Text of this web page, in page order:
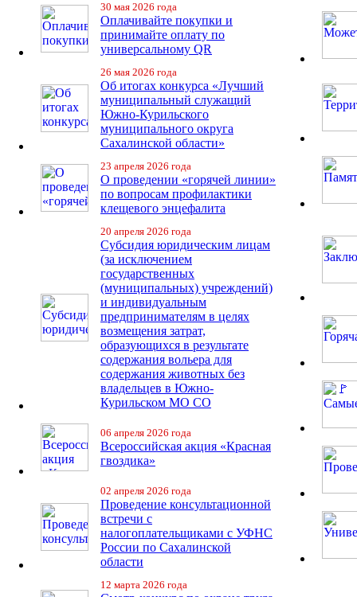
30 мая 2026 года
Оплачивайте покупки и
принимайте оплату по
универсальному QR
26 мая 2026 года
Об итогах конкурса «Лучший
муниципальный служащий
Южно-Курильского
муниципального округа
Сахалинской области»
23 апреля 2026 года
О проведении «горячей линии»
по вопросам профилактики
клещевого энцефалита
20 апреля 2026 года
Субсидия юридическим лицам
(за исключением
государственных
(муниципальных) учреждений)
и индивидуальным
предпринимателям в целях
возмещения затрат,
образующихся в результате
содержания вольера для
содержания животных без
владельцев в Южно-
Курильском МО СО
06 апреля 2026 года
Всероссийская акция «Красная
гвоздика»
02 апреля 2026 года
Проведение консультационной
встречи с
налогоплательщиками с УФНС
России по Сахалинской
области
12 марта 2026 года